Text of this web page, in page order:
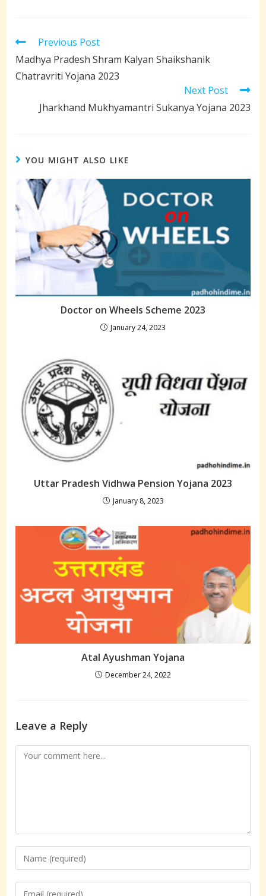
Read
articles
Previous Post
Madhya Pradesh Shram Kalyan Shaikshanik
Chatravriti Yojana 2023
Next Post
Jharkhand Mukhyamantri Sukanya Yojana 2023
YOU MIGHT ALSO LIKE
Doctor on Wheels Scheme 2023
January 24, 2023
Uttar Pradesh Vidhwa Pension Yojana 2023
January 8, 2023
Atal Ayushman Yojana
December 24, 2022
Leave a Reply
Comment
Enter
your
name
Enter